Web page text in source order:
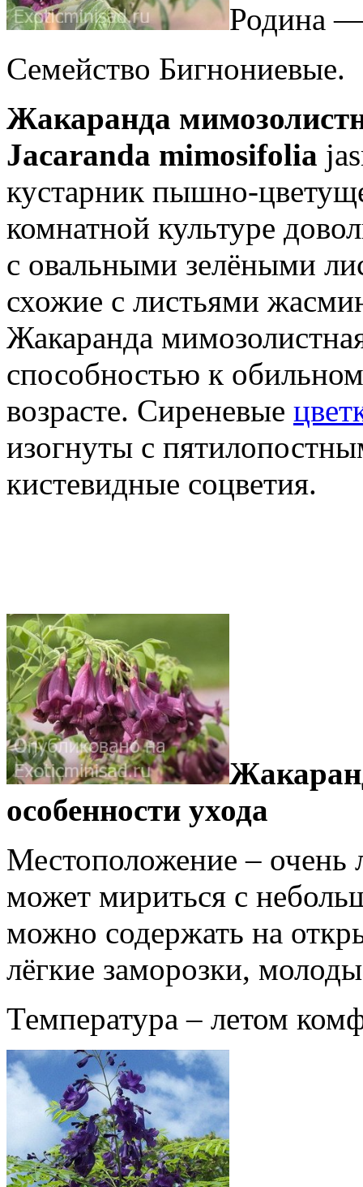
Родина
Семейство Бигнониевые.
Жакаранда
Jacaranda mimosifolia
кустарник пышно-
комнатной культуре
с овальными зелёными
схожие с листьями
Жакаранда
способностью к
возрасте. Сиреневые
изогнуты с
кистевидные соцветия.
особенности ухода
Местоположение – очень
может мириться с
можно содержать на
лёгкие заморозки,
Температура – летом